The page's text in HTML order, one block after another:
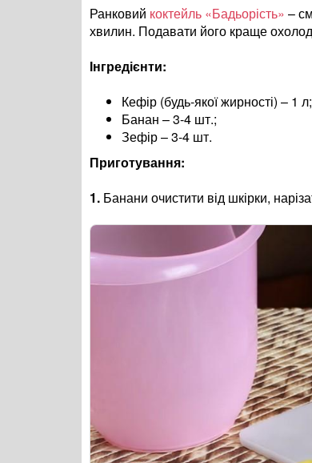
Ранковий коктейль «Бадьорість» –
хвилин. Подавати його краще
Інгредієнти:
Кефір (будь-якої жирності) – 1 л;
Банан – 3-4 шт.;
Зефір – 3-4 шт.
Приготування:
1. Банани очистити від шкірки,